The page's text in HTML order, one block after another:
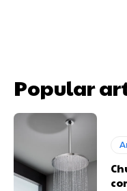
Popular